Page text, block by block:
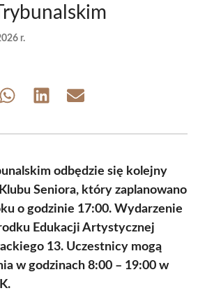
r.
Share Share Share
odbędzie się kolejny
Seniora, który zaplanowano
o godzinie 17:00. Wydarzenie
Edukacji Artystycznej
13. Uczestnicy mogą
w godzinach 8:00 – 19:00 w